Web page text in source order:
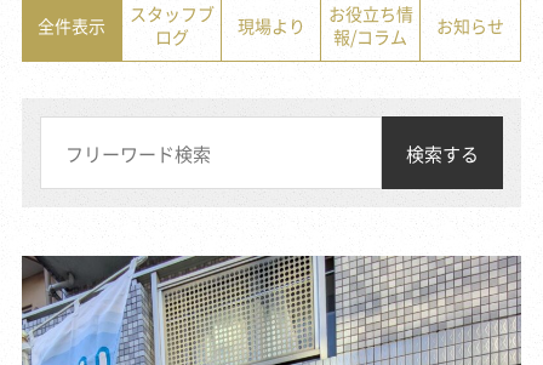
全件表示
スタッフブ
ログ
現場より
お役立ち情
報/コラム
お知らせ
検索する